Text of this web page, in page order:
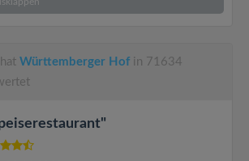
hat Württemberger Hof in 71634